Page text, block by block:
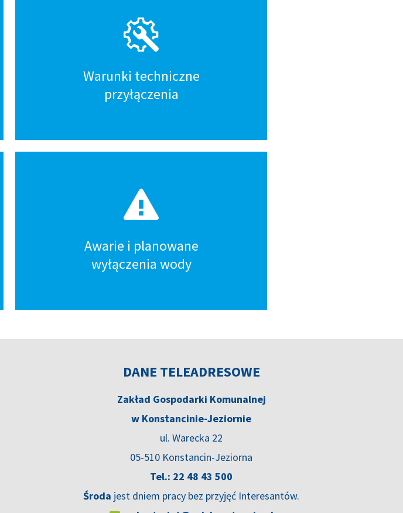
Warunki techniczne
przyłączenia
Awarie i planowane
wyłączenia wody
DANE TELEADRESOWE
Zakład Gospodarki Komunalnej
w Konstancinie-Jeziornie
ul. Warecka 22
05-510 Konstancin-Jeziorna
Tel.: 22 48 43 500
Środa jest dniem pracy bez przyjęć Interesantów.